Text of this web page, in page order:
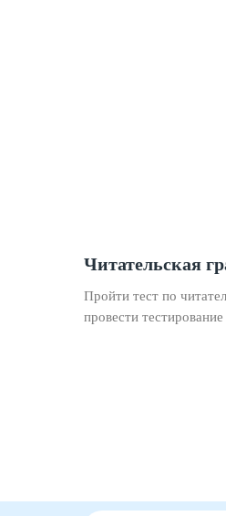
Читательская
Пройти тест по
провести